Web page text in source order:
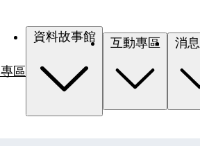
區
資料故事館